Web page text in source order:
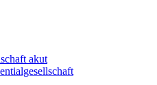
akut